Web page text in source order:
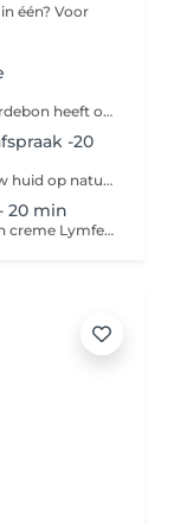
Deze dienst is alleen te boeken als u een waardebon heeft ontvangen. U dient deze bon mee te nemen naar de behandeling.
-20
Bindweefselmassage is dé oplossing om jouw huid op natuurlijke wijze te verbeteren. Bij de Cenzaa bindweefselmassage ligt de focus op het verbeteren van de elasticiteit in de huid, het creëren van volume en het verminderen van fijne lijntjes. Ook is bindweefsel massage geschikt na operaties in het gelaat bij verklevingen. Er moeten minimaal 8 weken zitten tussen een operatie en bindweefsel massage.
20 min
- Korte reiniging - Lymfedrainage gelaat - 24h creme Lymfedrainage werkt drainerend voor vochtophopingen in het gelaat. Na een ooglidcorrectie kan een aantal keer lymfedrainage zeker verschil maken.